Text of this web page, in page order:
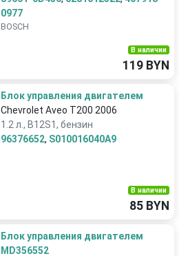
0977
BOSCH
В наличии
119 BYN
Блок управления двигателем
Chevrolet Aveo T200 2006
1.2 л., B12S1, бензин
96376652, S010016040A9
В наличии
85 BYN
Блок управления двигателем
MD356552